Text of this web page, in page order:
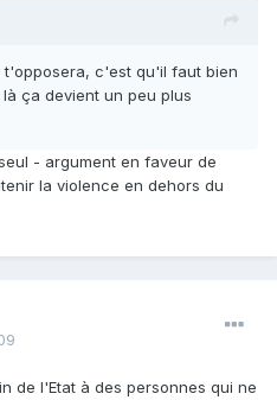
c'est qu'il faut bien
ça devient un peu plus
- argument en faveur de
la violence en dehors du
de l'Etat à des personnes qui ne